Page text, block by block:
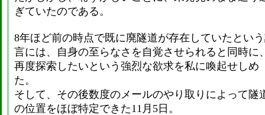
ぎていたのである。
8年ほど前の時点で既に廃隧道が存在していたとい
言には、自身の至らなさを自覚させられると同時に
再度探索したいという強烈な欲求を私に喚起せしめ
た。
そして、その後数度のメールのやり取りによって隧
の位置をほぼ特定できた11月5日。